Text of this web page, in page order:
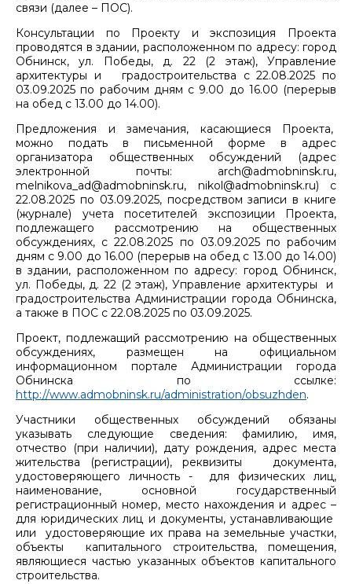
связи (далее – ПОС).
Консультации по Проекту и экспозиция Проекта
проводятся в здании, расположенном по адресу: город
Обнинск, ул. Победы, д. 22 (2 этаж), Управление
архитектуры и градостроительства с 22.08.2025 по
03.09.2025 по рабочим дням с 9.00 до 16.00 (перерыв
на обед с 13.00 до 14.00).
Предложения и замечания, касающиеся Проекта,
можно подать в письменной форме в адрес
организатора общественных обсуждений (адрес
электронной почты: arch@admobninsk.ru,
melnikova_ad@admobninsk.ru, nikol@admobninsk.ru) с
22.08.2025 по 03.09.2025, посредством записи в книге
(журнале) учета посетителей экспозиции Проекта,
подлежащего рассмотрению на общественных
обсуждениях, с 22.08.2025 по 03.09.2025 по рабочим
дням с 9.00 до 16.00 (перерыв на обед с 13.00 до 14.00)
в здании, расположенном по адресу: город Обнинск,
ул. Победы, д. 22 (2 этаж), Управление архитектуры и
градостроительства Администрации города Обнинска,
а также в ПОС с 22.08.2025 по 03.09.2025.
Проект, подлежащий рассмотрению на общественных
обсуждениях, размещен на официальном
информационном портале Администрации города
Обнинска по ссылке:
http://www.admobninsk.ru/administration/obsuzhden.
Участники общественных обсуждений обязаны
указывать следующие сведения: фамилию, имя,
отчество (при наличии), дату рождения, адрес места
жительства (регистрации), реквизиты документа,
удостоверяющего личность - для физических лиц,
наименование, основной государственный
регистрационный номер, место нахождения и адрес –
для юридических лиц и документы, устанавливающие
или удостоверяющие их права на земельные участки,
объекты капитального строительства, помещения,
являющиеся частью указанных объектов капитального
строительства.